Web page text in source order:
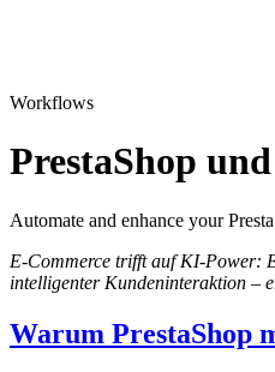
Workflows
PrestaShop
Automate and enhance your
E-Commerce trifft auf KI-Power:
intelligenter Kundeninteraktion –
Warum PrestaShop